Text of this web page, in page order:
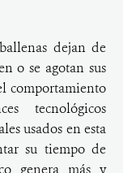
dejan de
o se agotan sus
comportamiento
tecnológicos
usados en esta
su tiempo de
genera más y